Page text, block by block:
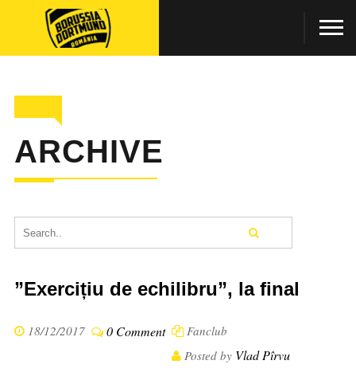
ARCHIVE
”Exercițiu de echilibru”, la final
18/12/2017 0 Comment
Fanclub
Posted by Vlad Pîrvu